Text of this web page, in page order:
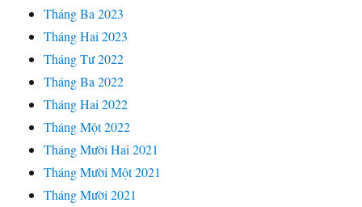
Tháng Ba 2023
Tháng Hai 2023
Tháng Tư 2022
Tháng Ba 2022
Tháng Hai 2022
Tháng Một 2022
Tháng Mười Hai 2021
Tháng Mười Một 2021
Tháng Mười 2021